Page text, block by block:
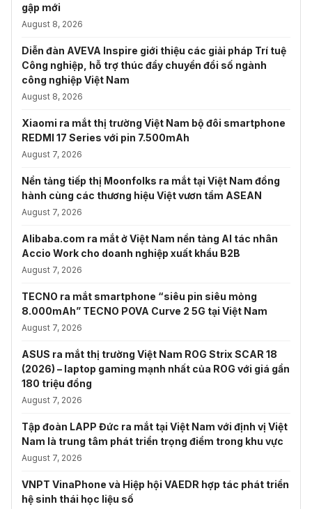
gập mới
August 8, 2026
Diễn đàn AVEVA Inspire giới thiệu các giải pháp Trí tuệ
Công nghiệp, hỗ trợ thúc đẩy chuyển đổi số ngành
công nghiệp Việt Nam
August 8, 2026
Xiaomi ra mắt thị trường Việt Nam bộ đôi smartphone
REDMI 17 Series với pin 7.500mAh
August 7, 2026
Nền tảng tiếp thị Moonfolks ra mắt tại Việt Nam đồng
hành cùng các thương hiệu Việt vươn tầm ASEAN
August 7, 2026
Alibaba.com ra mắt ở Việt Nam nền tảng AI tác nhân
Accio Work cho doanh nghiệp xuất khẩu B2B
August 7, 2026
TECNO ra mắt smartphone “siêu pin siêu mỏng
8.000mAh” TECNO POVA Curve 2 5G tại Việt Nam
August 7, 2026
ASUS ra mắt thị trường Việt Nam ROG Strix SCAR 18
(2026) – laptop gaming mạnh nhất của ROG với giá gần
180 triệu đồng
August 7, 2026
Tập đoàn LAPP Đức ra mắt tại Việt Nam với định vị Việt
Nam là trung tâm phát triển trọng điểm trong khu vực
August 7, 2026
VNPT VinaPhone và Hiệp hội VAEDR hợp tác phát triển
hệ sinh thái học liệu số